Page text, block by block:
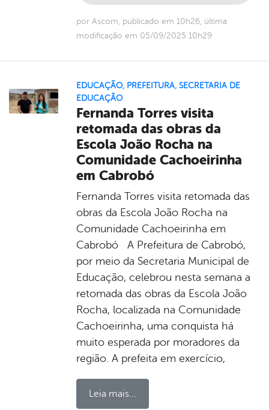
por Ascom, publicado em 10h26, última
modificação em 05/09/2025 10h29
EDUCAÇÃO, PREFEITURA, SECRETARIA DE
EDUCAÇÃO
Fernanda Torres visita
retomada das obras da
Escola João Rocha na
Comunidade Cachoeirinha
em Cabrobó
Fernanda Torres visita retomada das
obras da Escola João Rocha na
Comunidade Cachoeirinha em
Cabrobó A Prefeitura de Cabrobó,
por meio da Secretaria Municipal de
Educação, celebrou nesta semana a
retomada das obras da Escola João
Rocha, localizada na Comunidade
Cachoeirinha, uma conquista há
muito esperada por moradores da
região. A prefeita em exercício,
Leia mais...